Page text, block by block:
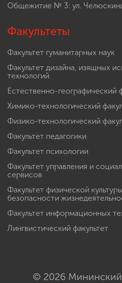
Общежитие № 3: ул.
Факультеты
Факультет гуманитарных наук
Факультет дизайна, изящных
технологий
Естественно-географический
Химико-технологический
Физико-технологический
Факультет педагогики
Факультет психологии
Факультет управления и
сервисов
Факультет физической
безопасности
Факультет информационных
Лингвистический факультет
© 2026 Мининский